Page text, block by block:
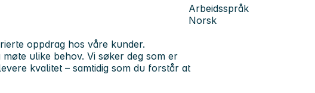
Arbeidsspråk
Norsk
oppdrag hos våre kunder.
ulike behov. Vi søker deg som er
kvalitet – samtidig som du forstår at